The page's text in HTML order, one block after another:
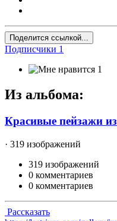
Поделится ссылкой...
Подписчики 1
1
Из альбома:
Красивые пейзажи
· 319 изображений
319 изображений
0 комментариев
0 комментариев
Рассказать